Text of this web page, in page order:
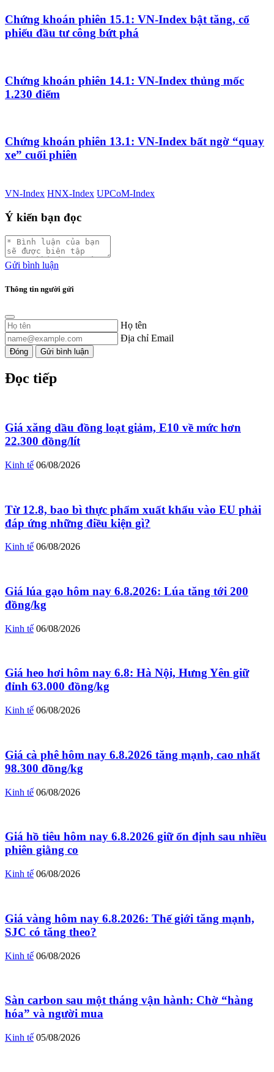
Chứng khoán phiên 15.1: VN-Index bật tăng, cổ
phiếu đầu tư công bứt phá
Chứng khoán phiên 14.1: VN-Index thủng mốc
1.230 điểm
Chứng khoán phiên 13.1: VN-Index bất ngờ “quay
xe” cuối phiên
VN-Index HNX-Index UPCoM-Index
Ý kiến bạn đọc
Gửi bình luận
Thông tin người gửi
Họ tên
Địa chỉ Email
Đóng Gửi bình luận
Đọc tiếp
Giá xăng dầu đồng loạt giảm, E10 về mức hơn
22.300 đồng/lít
Kinh tế 06/08/2026
Từ 12.8, bao bì thực phẩm xuất khẩu vào EU phải
đáp ứng những điều kiện gì?
Kinh tế 06/08/2026
Giá lúa gạo hôm nay 6.8.2026: Lúa tăng tới 200
đồng/kg
Kinh tế 06/08/2026
Giá heo hơi hôm nay 6.8: Hà Nội, Hưng Yên giữ
đỉnh 63.000 đồng/kg
Kinh tế 06/08/2026
Giá cà phê hôm nay 6.8.2026 tăng mạnh, cao nhất
98.300 đồng/kg
Kinh tế 06/08/2026
Giá hồ tiêu hôm nay 6.8.2026 giữ ổn định sau nhiều
phiên giằng co
Kinh tế 06/08/2026
Giá vàng hôm nay 6.8.2026: Thế giới tăng mạnh,
SJC có tăng theo?
Kinh tế 06/08/2026
Sàn carbon sau một tháng vận hành: Chờ “hàng
hóa” và người mua
Kinh tế 05/08/2026